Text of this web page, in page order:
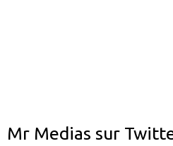
Mr Medias sur